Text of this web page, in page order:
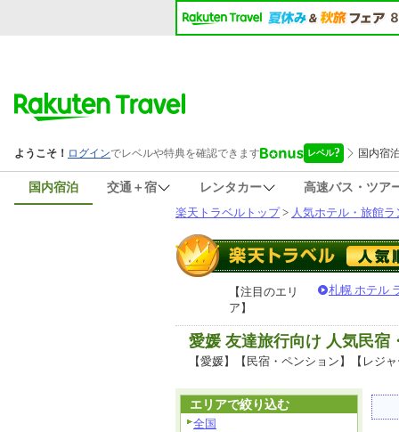
国内宿泊 交通＋宿 レンタカー
高速バス・ツア
楽天トラベルトップ> 人気ホテル・旅館ラ
【注目のエリ
ア】
札幌 ホテル
愛媛 友達旅行向け 人気民宿
【愛媛】【民宿・ペンション】【レジ
エリアで絞り込む
全国